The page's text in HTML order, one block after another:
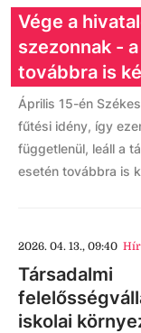
Vége a
szezonnak -
továbbra is
Április 15-én
fűtési idény, így
függetlenül, leáll a
esetén továbbra is
2026. 04. 13., 09:40
Társadalmi
iskolai